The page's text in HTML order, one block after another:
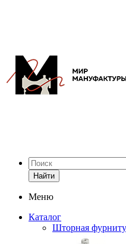
Найти
Меню
Каталог
Шторная